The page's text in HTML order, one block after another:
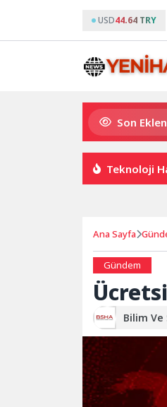
USD44.64 TRY
Son
Başkan Çerçioğlu’ndan
Teknoloji
Ana Sayfa
Gündem
Bilim Ve